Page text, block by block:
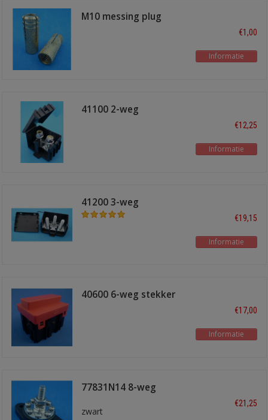
M10 messing plug
€1,00
Informatie
41100 2-weg
verdeelpunt
€12,25
Informatie
41200 3-weg
verdeelpunt
€19,15
Informatie
40600 6-weg stekker
€17,00
Informatie
77831N14 8-weg
zwart
€21,25